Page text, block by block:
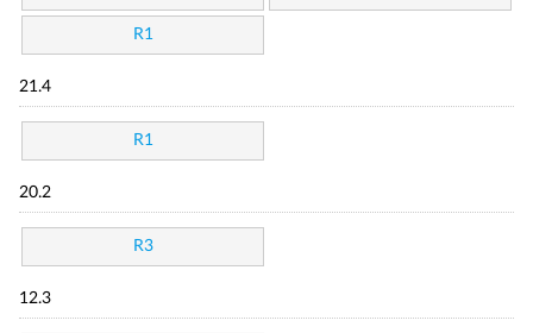
R1
21.4
R1
20.2
R3
12.3